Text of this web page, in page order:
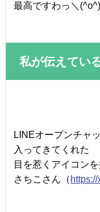
最高ですわっ＼
私が伝えてい
LINEオープンチャ
入ってきてくれた
目を惹くアイコン
さちこさん（